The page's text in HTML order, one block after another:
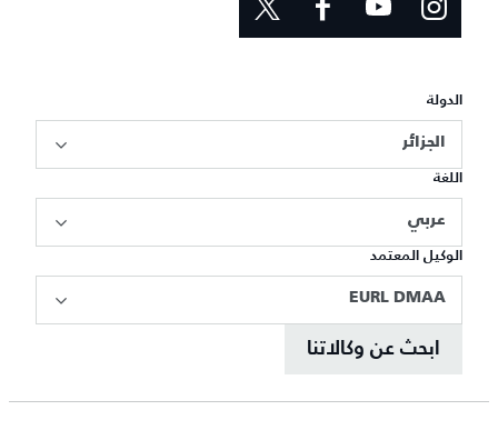
الدولة
الجزائر
اللغة
عربي
الوكيل المعتمد
EURL DMAA
ابحث عن وكالاتنا